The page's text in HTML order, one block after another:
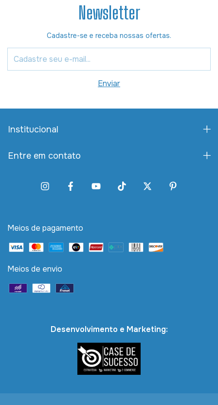
Newsletter
Cadastre-se e receba nossas ofertas.
Institucional
Entre em contato
Meios de pagamento
Meios de envio
Desenvolvimento e Marketing: